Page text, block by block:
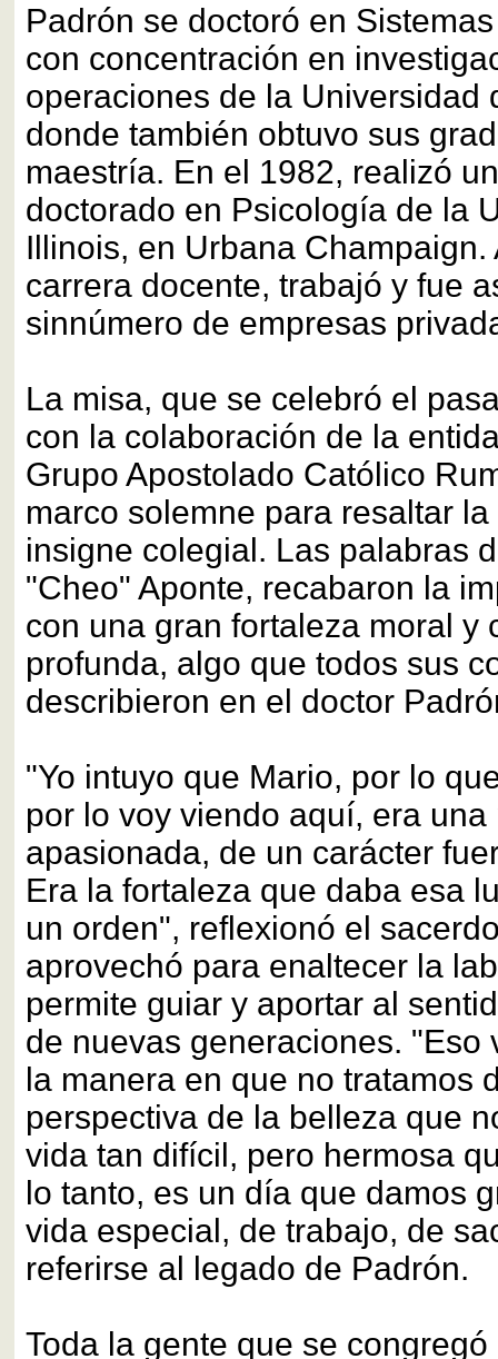
Padrón se doctoró en
con concentración en
operaciones de la Universidad
donde también obtuvo sus
maestría. En el 1982, realizó
doctorado en Psicología de la
Illinois, en Urbana Champaign.
carrera docente, trabajó y fue
sinnúmero de empresas
La misa, que se celebró el
con la colaboración de la
Grupo Apostolado Católico
marco solemne para resaltar
insigne colegial. Las palabras
"Cheo" Aponte, recabaron la
con una gran fortaleza moral y
profunda, algo que todos sus
describieron en el doctor
"Yo intuyo que Mario, por lo
por lo voy viendo aquí, era
apasionada, de un carácter
Era la fortaleza que daba esa
un orden", reflexionó el
aprovechó para enaltecer la
permite guiar y aportar al
de nuevas generaciones. "Eso
la manera en que no tratamos
perspectiva de la belleza que
vida tan difícil, pero hermosa
lo tanto, es un día que damos
vida especial, de trabajo, de
referirse al legado de Padrón.
Toda la gente que se